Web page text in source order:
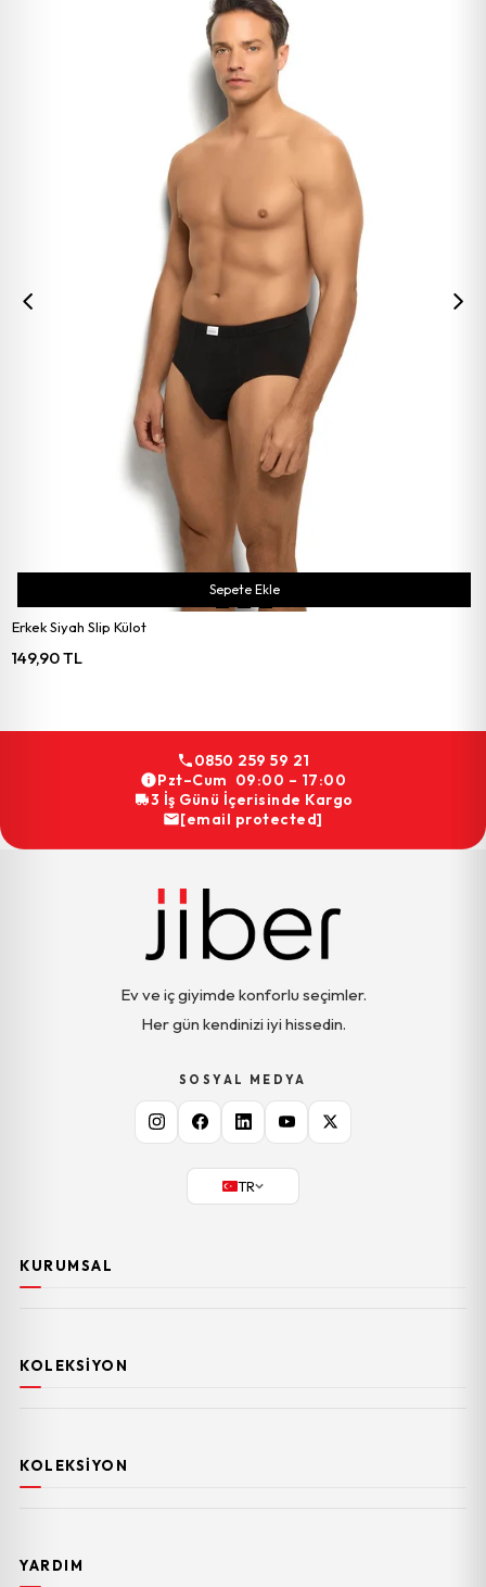
Erkek Siyah Slip Külot
149,90 TL
Sepete Ekle
0850 259 59 21
Pzt–Cum 09:00 – 17:00
3 İş Günü İçerisinde Kargo
[email protected]
Ev ve iç giyimde konforlu seçimler.
Her gün kendinizi iyi hissedin.
SOSYAL MEDYA
TR
KURUMSAL
KOLEKSIYON
KOLEKSIYON
YARDIM